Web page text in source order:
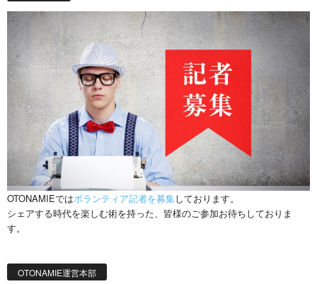
OTONAMIEではボランティア記者を募集しております。
シェアする時代を楽しむ術を持った、皆様のご参加お待ちしておりま
す。
OTONAMIE運営本部